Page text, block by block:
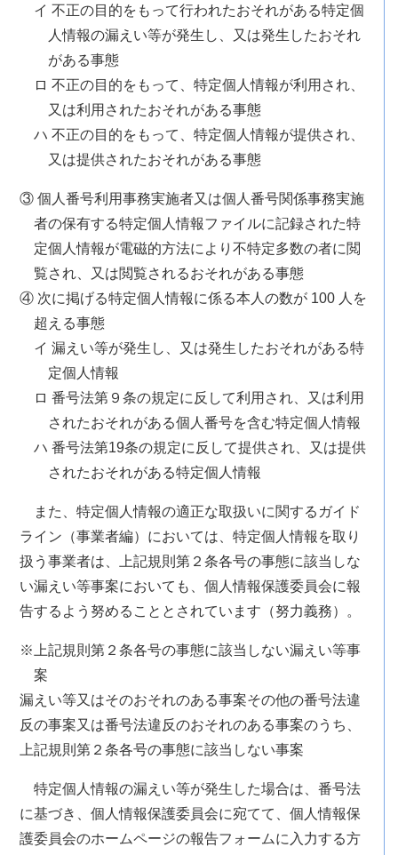
イ 不正の目的をもって行われたおそれがある特定個
人情報の漏えい等が発生し、又は発生したおそれ
がある事態
ロ 不正の目的をもって、特定個人情報が利用され、
又は利用されたおそれがある事態
ハ 不正の目的をもって、特定個人情報が提供され、
又は提供されたおそれがある事態
③ 個人番号利用事務実施者又は個人番号関係事務実施
者の保有する特定個人情報ファイルに記録された特
定個人情報が電磁的方法により不特定多数の者に閲
覧され、又は閲覧されるおそれがある事態
④ 次に掲げる特定個人情報に係る本人の数が 100 人を
超える事態
イ 漏えい等が発生し、又は発生したおそれがある特
定個人情報
ロ 番号法第９条の規定に反して利用され、又は利用
されたおそれがある個人番号を含む特定個人情報
ハ 番号法第19条の規定に反して提供され、又は提供
されたおそれがある特定個人情報
また、特定個人情報の適正な取扱いに関するガイド
ライン（事業者編）においては、特定個人情報を取り
扱う事業者は、上記規則第２条各号の事態に該当しな
い漏えい等事案においても、個人情報保護委員会に報
告するよう努めることとされています（努力義務）。
※上記規則第２条各号の事態に該当しない漏えい等事
案
漏えい等又はそのおそれのある事案その他の番号法違
反の事案又は番号法違反のおそれのある事案のうち、
上記規則第２条各号の事態に該当しない事案
特定個人情報の漏えい等が発生した場合は、番号法
に基づき、個人情報保護委員会に宛てて、個人情報保
護委員会のホームページの報告フォームに入力する方